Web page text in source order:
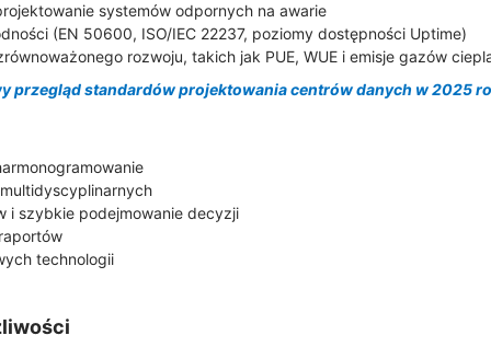
systemów odpornych na awarie
(EN 50600, ISO/IEC 22237, poziomy dostępności Uptime)
rozwoju, takich jak PUE, WUE i emisje gazów
przegląd standardów projektowania centrów danych w 2025
i szybkie podejmowanie decyzji
technologii